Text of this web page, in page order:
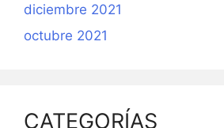
diciembre 2021
octubre 2021
CATEGORÍAS